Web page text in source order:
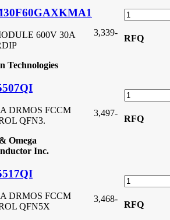
600V 30A
Technologies
3,339-
RFQ
DRMOS FCCM
QFN3.
Omega
Inc.
3,497-
RFQ
DRMOS FCCM
QFN5X
3,468-
RFQ